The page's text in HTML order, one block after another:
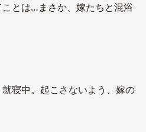
とは…まさか、嫁たちと混浴
寝中。起こさないよう、嫁の